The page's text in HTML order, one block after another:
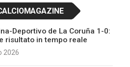
Deportivo de La Coruña 1-0:
risultato in tempo reale
2026